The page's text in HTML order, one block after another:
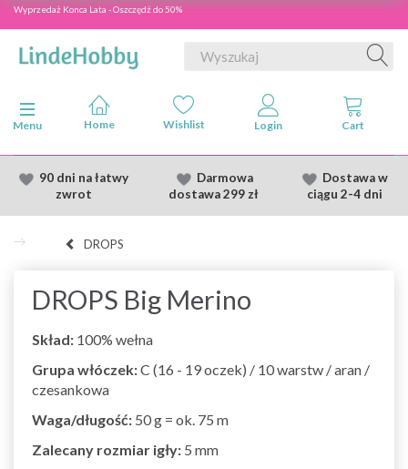
Wyprzedaż Konca Lata - Oszczędź do 50%
Przełącz nawigację
Menu
90 dni na łatwy
zwrot
Darmowa
dostawa299 zł
Dostawaw
ciągu 2-4 dni
DROPS
DROPS Big Merino
Skład: 100% wełna
Grupa włóczek:C (16 - 19 oczek) / 10 warstw / aran /
czesankowa
Waga/długość: 50 g = ok. 75 m
Zalecany rozmiar igły: 5 mm